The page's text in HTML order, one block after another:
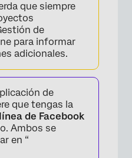
que siempre
de
para informar
adicionales.
de
que tengas la
de Facebook
Ambos se
en “